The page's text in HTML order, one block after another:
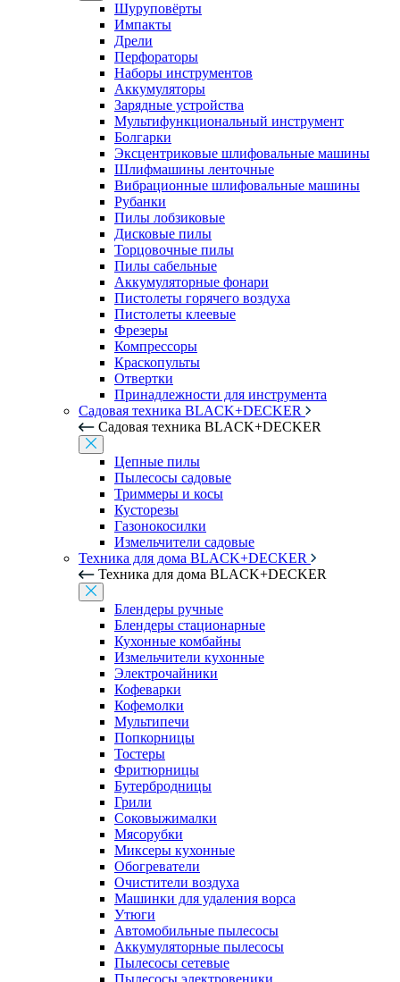
Шуруповёрты
Импакты
Дрели
Перфораторы
Наборы инструментов
Аккумуляторы
Зарядные устройства
Мультифункциональный инструмент
Болгарки
Эксцентриковые шлифовальные машины
Шлифмашины ленточные
Вибрационные шлифовальные машины
Рубанки
Пилы лобзиковые
Дисковые пилы
Торцовочные пилы
Пилы сабельные
Аккумуляторные фонари
Пистолеты горячего воздуха
Пистолеты клеевые
Фрезеры
Компрессоры
Краскопульты
Отвертки
Принадлежности для инструмента
Садовая техника BLACK+DECKER
Садовая техника BLACK+DECKER
Цепные пилы
Пылесосы садовые
Триммеры и косы
Кусторезы
Газонокосилки
Измельчители садовые
Техника для дома BLACK+DECKER
Техника для дома BLACK+DECKER
Блендеры ручные
Блендеры стационарные
Кухонные комбайны
Измельчители кухонные
Электрочайники
Кофеварки
Кофемолки
Мультипечи
Попкорницы
Тостеры
Фритюрницы
Бутербродницы
Грили
Соковыжималки
Мясорубки
Миксеры кухонные
Обогреватели
Очистители воздуха
Машинки для удаления ворса
Утюги
Автомобильные пылесосы
Аккумуляторные пылесосы
Пылесосы сетевые
Пылесосы электровеники